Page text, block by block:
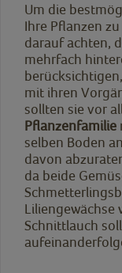
Um die
Ihre Pflanzen
darauf achten,
mehrfach
mit ihren
sollten sie vor
Pflanzenfamilie
selben Boden
davon
da beide
Liliengewächse
Schnittlauch